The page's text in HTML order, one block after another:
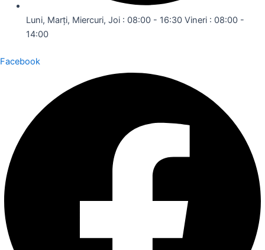
Luni, Marți, Miercuri, Joi : 08:00 - 16:30 Vineri : 08:00 -
14:00
Facebook